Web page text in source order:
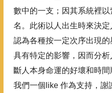
數中的一支；因其系統­裡
名。此術以人出生時來決定
認為各種­按一定次序出現
具有特定的影響，因而分
斷人本身命運的好壞和時
我們一個like 作為支持，謝